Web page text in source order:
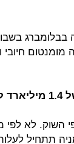
אתם מדברים
השוק. לא
תתחיל